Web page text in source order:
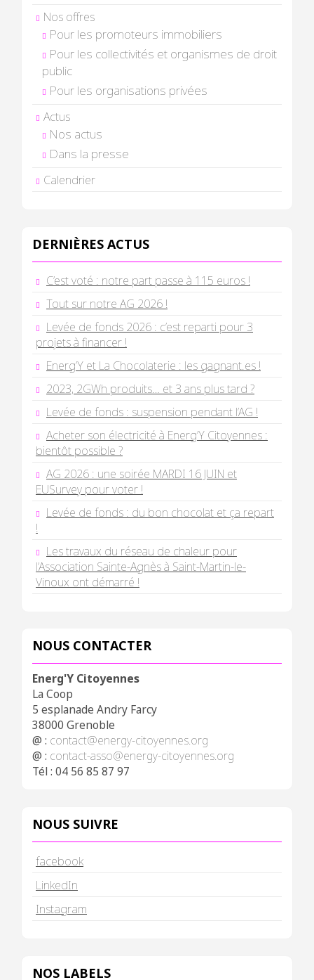
Nos offres
Pour les promoteurs immobiliers
Pour les collectivités et organismes de droit
public
Pour les organisations privées
Actus
Nos actus
Dans la presse
Calendrier
DERNIÈRES ACTUS
C’est voté : notre part passe à 115 euros !
Tout sur notre AG 2026 !
Levée de fonds 2026 : c’est reparti pour 3
projets à financer !
Energ’Y et La Chocolaterie : les gagnant.es !
2023, 2GWh produits… et 3 ans plus tard ?
Levée de fonds : suspension pendant l’AG !
Acheter son électricité à Energ’Y Citoyennes :
bientôt possible ?
AG 2026 : une soirée MARDI 16 JUIN et
EUSurvey pour voter !
Levée de fonds : du bon chocolat et ça repart
!
Les travaux du réseau de chaleur pour
l’Association Sainte-Agnès à Saint-Martin-le-
Vinoux ont démarré !
NOUS CONTACTER
Energ'Y Citoyennes
La Coop
5 esplanade Andry Farcy
38000 Grenoble
@ : contact@energy-citoyennes.org
@ : contact-asso@energy-citoyennes.org
Tél : 04 56 85 87 97
NOUS SUIVRE
facebook
LinkedIn
Instagram
NOS LABELS